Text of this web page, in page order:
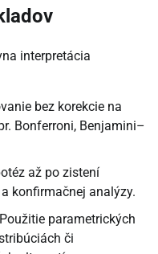
interpretácia
bez korekcie na
Bonferroni, Benjamini–
až po zistení
konfirmačnej analýzy.
Použitie parametrických
či